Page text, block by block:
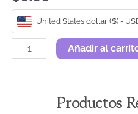
United States dollar ($) -
Fondo
de
Pantalla
Cáncer
Añadir al
Productos